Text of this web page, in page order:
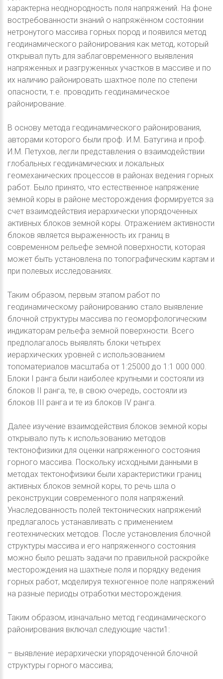
характерна неоднородность поля напряжений. На фоне
востребованности знаний о напряжённом состоянии
нетронутого массива горных пород и появился метод
геодинамического районирования как метод, который
открывал путь для заблаговременного выявления
напряженных и разгруженных участков в массиве и по
их наличию районировать шахтное поле по степени
опасности, т.е. проводить геодинамическое
районирование.
В основу метода геодинамического районирования,
авторами которого были проф. И.М. Батугина и проф.
И.М. Петухов, легли представления о взаимодействии
глобальных геодинамических и локальных
геомеханических процессов в районах ведения горных
работ. Было принято, что естественное напряжение
земной коры в районе месторождения формируется за
счет взаимодействия иерархически упорядоченных
активных блоков земной коры. Отражением активности
блоков является выраженность их границ в
современном рельефе земной поверхности, которая
может быть установлена по топографическим картам и
при полевых исследованиях.
Таким образом, первым этапом работ по
геодинамическому районированию стало выявление
блочной структуры массива по геоморфологическим
индикаторам рельефа земной поверхности. Всего
предполагалось выявлять блоки четырех
иерархических уровней с использованием
топоматериалов масштаба от 1:25000 до 1:1 000 000.
Блоки I ранга были наиболее крупными и состояли из
блоков II ранга, те, в свою очередь, состояли из
блоков III ранга и те из блоков IV ранга.
Далее изучение взаимодействия блоков земной коры
открывало путь к использованию методов
тектонофизики для оценки напряженного состояния
горного массива. Поскольку исходными данными в
методах тектонофизики были характеристики границ
активных блоков земной коры, то речь шла о
реконструкции современного поля напряжений.
Унаследованность полей тектонических напряжений
предлагалось устанавливать с применением
геотехнических методов. После установления блочной
структуры массива и его напряженного состояния
можно было решать задачи по правильной раскройке
месторождения на шахтные поля и порядку ведения
горных работ, моделируя техногенное поле напряжений
на разные периоды отработки месторождения.
Таким образом, изначально метод геодинамического
районирования включал следующие части1:
– выявление иерархически упорядоченной блочной
структуры горного массива;